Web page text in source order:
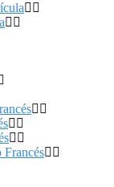
Francés